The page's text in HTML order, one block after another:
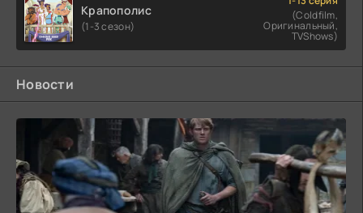
Крапополис
(1-3 сезон)
(Coldfilm,
Оригинальный,
TVShows)
Новости